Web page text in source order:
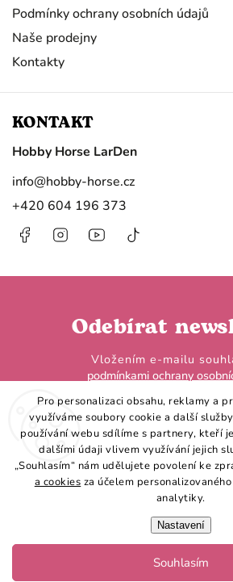
Pro personalizaci obsahu, reklamy a
využíváme soubory cookie a další
používání webu sdílíme s partnery, kteří
dalšími údaji vlivem využívání jejich
„Souhlasím“ nám udělujete povolení ke
a cookies za účelem
analytiky.
Nastavení
Souhlasím
Odebírat
Vložením e-mailu
podmínkami ochrany
Přihlásit se
Podmínky ochrany osobních údajů
Naše prodejny
Kontakty
KONTAKT
Hobby Horse LarDen
info@hobby-horse.cz
+420 604 196 373
FacebookInstagramhttps://
Hobby Horse LarDen